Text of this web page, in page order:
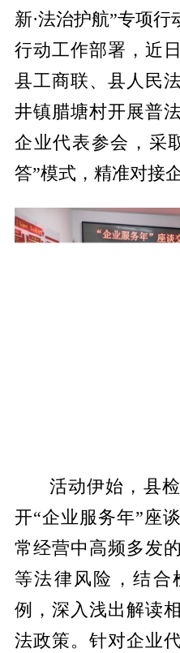
新·法治护航”专项行
行动工作部署，近
县工商联、县人民
井镇腊塘村开展普
企业代表参会，采
答”模式，精准对接
活动伊始，县
开“企业服务年”座
常经营中高频多发
等法律风险，结合
例，深入浅出解读
法政策。针对企业